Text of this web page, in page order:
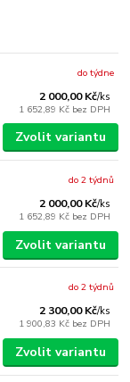
2 000,00 Kč/ks
1 652,89 Kč bez DPH
do týdne
Zvolit variantu
2 000,00 Kč/ks
1 652,89 Kč bez DPH
do 2 týdnů
Zvolit variantu
2 300,00 Kč/ks
1 900,83 Kč bez DPH
do 2 týdnů
Zvolit variantu